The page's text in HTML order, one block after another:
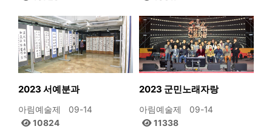
2023 서예분과
아림예술제
09-14
10824
2023 군민노래자랑
아림예술제
09-14
11338